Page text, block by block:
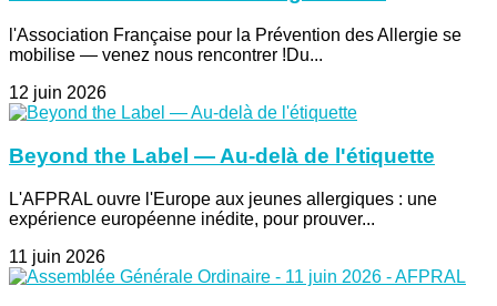
l'Association Française pour la Prévention des Allergie se
mobilise — venez nous rencontrer !Du...
12 juin 2026
Beyond the Label — Au-delà de l'étiquette
L'AFPRAL ouvre l'Europe aux jeunes allergiques : une
expérience européenne inédite, pour prouver...
11 juin 2026